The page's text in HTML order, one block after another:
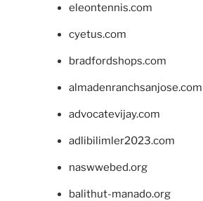
eleontennis.com
cyetus.com
bradfordshops.com
almadenranchsanjose.com
advocatevijay.com
adlibilimler2023.com
naswwebed.org
balithut-manado.org